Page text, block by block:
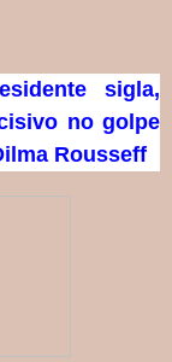
sigla,
no golpe
Rousseff